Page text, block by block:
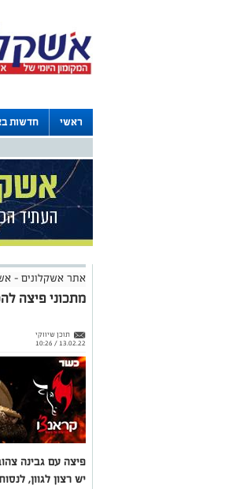
ראשי חדשות
אתר אשקלונים -
מתכוני פיצה
תוכן שיווקי
13.02.22 / 10:26
פיצה עם גבינה